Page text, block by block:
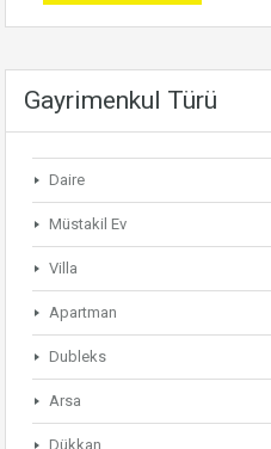
Gayrimenkul Türü
Daire
Müstakil Ev
Villa
Apartman
Dubleks
Arsa
Dükkan